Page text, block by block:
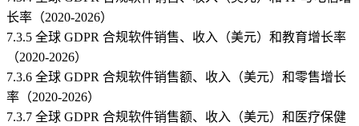
长率（2020-2026）
7.3.5 全球 GDPR 合规软件销售、收入（美元）和教育增长率
（2020-2026）
7.3.6 全球 GDPR 合规软件销售额、收入（美元）和零售增长
率（2020-2026）
7.3.7 全球 GDPR 合规软件销售额、收入（美元）和医疗保健